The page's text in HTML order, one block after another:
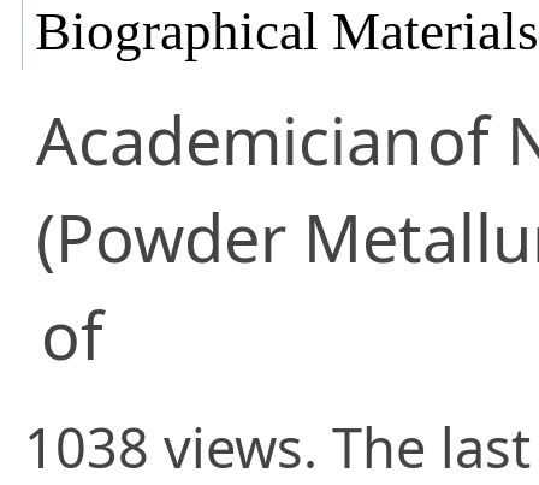
Biographical Materials
Academicianof
(Powder
of
1038 views. The